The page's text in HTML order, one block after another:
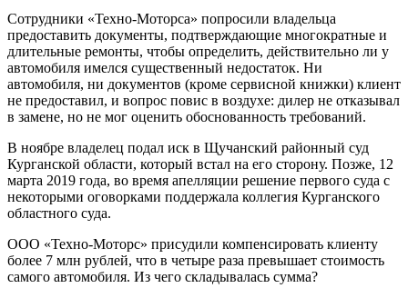
Сотрудники «Техно-Моторса» попросили владельца
предоставить документы, подтверждающие многократные и
длительные ремонты, чтобы определить, действительно ли у
автомобиля имелся существенный недостаток. Ни
автомобиля, ни документов (кроме сервисной книжки) клиент
не предоставил, и вопрос повис в воздухе: дилер не отказывал
в замене, но не мог оценить обоснованность требований.
В ноябре владелец подал иск в Щучанский районный суд
Курганской области, который встал на его сторону. Позже, 12
марта 2019 года, во время апелляции решение первого суда с
некоторыми оговорками поддержала коллегия Курганского
областного суда.
ООО «Техно-Моторс» присудили компенсировать клиенту
более 7 млн рублей, что в четыре раза превышает стоимость
самого автомобиля. Из чего складывалась сумма?